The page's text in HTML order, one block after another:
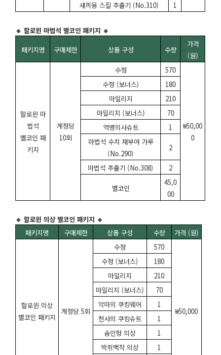
새끼용 스킬 추출기 (No.310) 1
🔹 할로윈 마법석 별코인 패키지 🔹
패키지명 구매제한 상품 구성 수량
가격
(원)
할로윈 마
법석
별코인 패
키지
계정당
10회
수정 570
₩50,00
0
수정 (보너스)
180
마일리지
210
마일리지 (보너스)
70
역병의사슈트
1
마법석 수치 재부여 가루
(No.290)
2
마법석 추출기 (No.308) 2
별코인
45,0
00
🔹 할로윈 의상 별코인 패키지 🔹
패키지명
구매제한 상품 구성 수량 가격 (원)
할로윈 의상
별코인 패키지
계정당 5회
수정 570
₩50,000
수정 (보너스)
180
마일리지
210
마일리지 (보너스)
70
악마의 쿠킹웨어
1
천사의 쿠킹슈트
1
솜인형 의상
1
박쥐백작 의상
1